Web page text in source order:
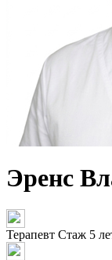
Эренс
Терапевт Стаж 5